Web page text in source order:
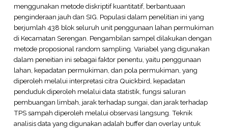
menggunakan metode diskriptif kuantitatif, berbantuaan
penginderaan jauh dan SIG. Populasi dalam penelitian ini yang
berjumlah 438 blok seluruh unit penggunaan lahan permukiman
di Kecamatan Serengan. Pengambilan sampel dilakukan dengan
metode proposional random sampling. Variabel yang digunakan
dalam peneitian ini sebagai faktor penentu, yaitu penggunaan
lahan, kepadatan permukiman, dan pola permukiman, yang
diperoleh melalui interpretasi citra Quickbird, kepadatan
penduduk diperoleh melalui data statistik, fungsi saluran
pembuangan limbah, jarak terhadap sungai, dan jarak terhadap
TPS sampah diperoleh melalui observasi langsung. Teknik
analisis data yang digunakan adalah buffer dan overlay untuk